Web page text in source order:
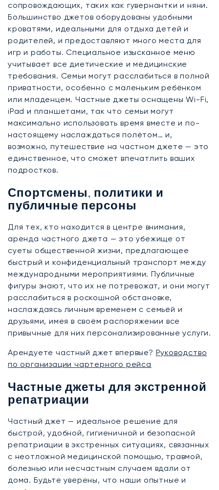
сопровождающих, таких как гувернантки и няни.
Большинство джетов оборудованы удобными
кроватями, идеальными для отдыха детей и
родителей, и предоставляют много места для
игр и работы. Специальное изысканное меню
учитывает все диетические и медицинские
требования. Семьи могут расслабиться в полной
приватности, особенно с маленьким ребёнком
или младенцем. Частные джеты оснащены Wi-Fi,
iPad и планшетами, так что семьи могут
максимально использовать время вместе и по-
настоящему наслаждаться полётом… и,
возможно, путешествие на частном джете — это
единственное, что сможет впечатлить ваших
подростков.
Спортсмены, политики и
публичные персоны
Для тех, кто находится в центре внимания,
аренда частного джета — это убежище от
суеты общественной жизни, предлагающее
быстрый и конфиденциальный транспорт между
международными мероприятиями. Публичные
фигуры знают, что их не потревожат, и они могут
расслабиться в роскошной обстановке,
наслаждаясь личным временем с семьёй и
друзьями, имея в своём распоряжении все
привычные для них персонализированные услуги.
Арендуете частный джет впервые? Руководство
по организации чартерного рейса
Частные джеты для экстренной
репатриации
Частный джет — идеальное решение для
быстрой, удобной, гигиеничной и безопасной
репатриации в экстренных ситуациях, связанных
с неотложной медицинской помощью, травмой,
болезнью или несчастным случаем вдали от
дома. Будьте уверены, что наши опытные и